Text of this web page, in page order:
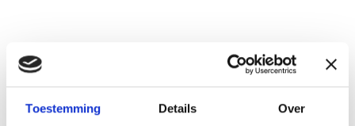
Toestemming Details Over